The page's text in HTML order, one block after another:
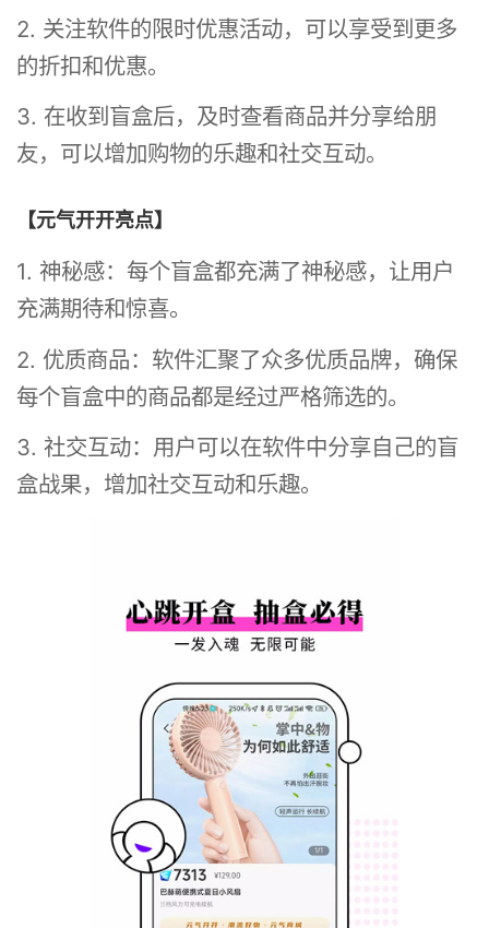
2. 关注软件的限时优惠活动，可以享受到更多
的折扣和优惠。
3. 在收到盲盒后，及时查看商品并分享给朋
友，可以增加购物的乐趣和社交互动。
【元气开开亮点】
1. 神秘感：每个盲盒都充满了神秘感，让用户
充满期待和惊喜。
2. 优质商品：软件汇聚了众多优质品牌，确保
每个盲盒中的商品都是经过严格筛选的。
3. 社交互动：用户可以在软件中分享自己的盲
盒战果，增加社交互动和乐趣。